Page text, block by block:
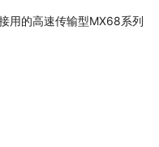
的高速传输型MX68系列